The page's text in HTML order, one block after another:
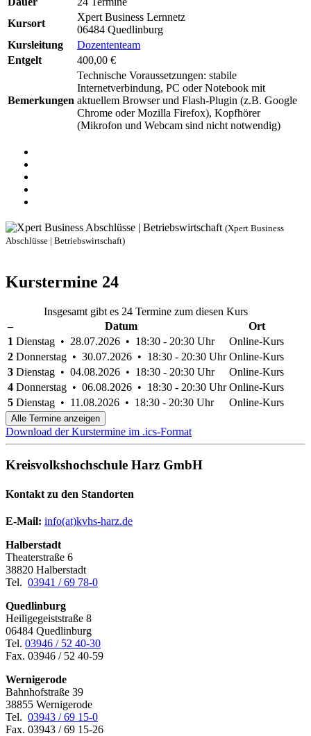
Kursort
Xpert Business Lernnetz
06484 Quedlinburg
Kursleitung
Dozententeam
Entgelt
400,00 €
Bemerkungen
Technische Voraussetzungen: stabile
Internetverbindung, PC oder Notebook mit
aktuellem Browser und Flash-Plugin (z.B. Google
Chrome oder Mozilla Firefox), Kopfhörer
(Mikrofon und Webcam sind nicht notwendig)
(Xpert Business
Abschlüsse | Betriebswirtschaft)
Kurstermine 24
Insgesamt gibt es 24 Termine zum diesen Kurs
–
Datum
Ort
1 Dienstag • 28.07.2026 • 18:30 - 20:30 Uhr
Online-Kurs
2 Donnerstag • 30.07.2026 • 18:30 - 20:30 Uhr Online-Kurs
3 Dienstag • 04.08.2026 • 18:30 - 20:30 Uhr
Online-Kurs
4 Donnerstag • 06.08.2026 • 18:30 - 20:30 Uhr Online-Kurs
5 Dienstag • 11.08.2026 • 18:30 - 20:30 Uhr Online-Kurs
Alle Termine anzeigen
Download der Kurstermine im .ics-Format
Kreisvolkshochschule Harz GmbH
Kontakt zu den Standorten
E-Mail: info(at)kvhs-harz.de
Halberstadt
Theaterstraße 6
38820 Halberstadt
Tel. 03941 / 69 78-0
Quedlinburg
Heiligegeiststraße 8
06484 Quedlinburg
Tel. 03946 / 52 40-30
Fax. 03946 / 52 40-59
Wernigerode
Bahnhofstraße 39
38855 Wernigerode
Tel. 03943 / 69 15-0
Fax. 03943 / 69 15-26